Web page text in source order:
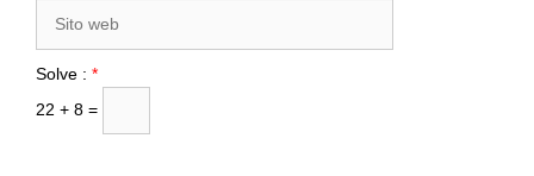
web
Solve : *
22 + 8 =